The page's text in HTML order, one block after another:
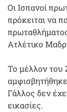
Οι Ισπανοί
πρόκειται να
Ατλέτικο
Το μέλλον του
Γάλλος δεν
εικασίες.